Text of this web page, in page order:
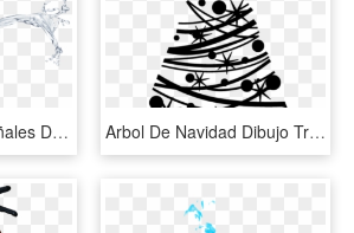
Algunas De Las Señales De Que Nos Falta Beber Más Agua - Water From Glass Spill, HD Png Download Arbol De Navidad Dibujo Transparent & Png Clipart Free - Arbol De Navidad Blanco Y Negro, Png Download